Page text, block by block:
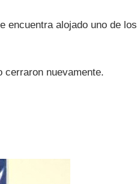
encuentra alojado uno de los
cerraron nuevamente.